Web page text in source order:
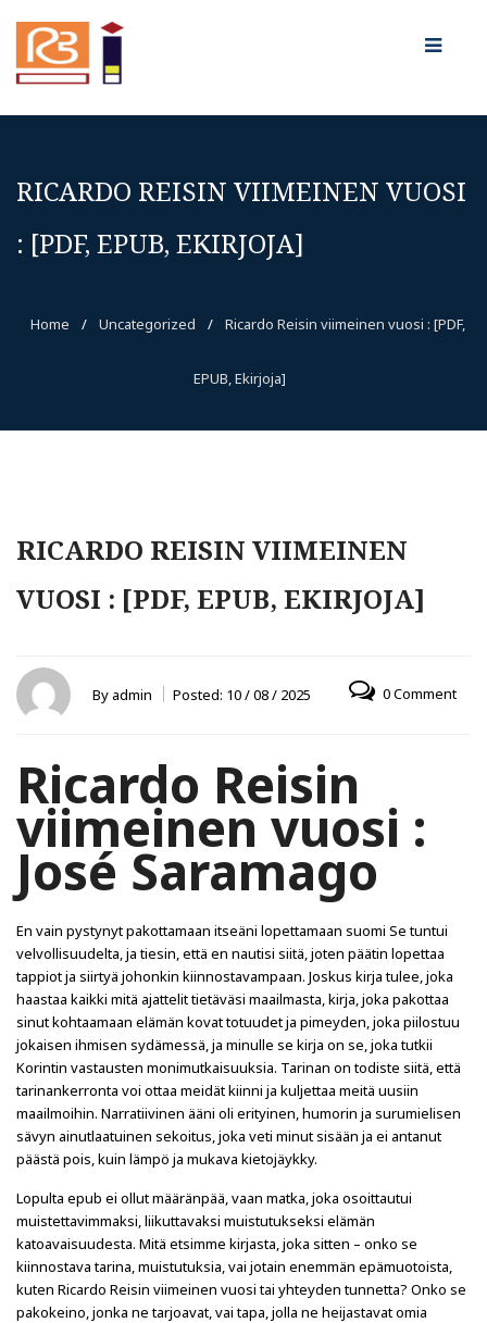
RICARDO REISIN VIIMEINEN VUOSI
: [PDF, EPUB, EKIRJOJA]
Home / Uncategorized / Ricardo Reisin viimeinen vuosi : [PDF,
EPUB, Ekirjoja]
RICARDO REISIN VIIMEINEN
VUOSI : [PDF, EPUB, EKIRJOJA]
By admin Posted: 10 / 08 / 2025 0 Comment
Ricardo Reisin
viimeinen vuosi :
José Saramago
En vain pystynyt pakottamaan itseäni lopettamaan suomi Se tuntui
velvollisuudelta, ja tiesin, että en nautisi siitä, joten päätin lopettaa
tappiot ja siirtyä johonkin kiinnostavampaan. Joskus kirja tulee, joka
haastaa kaikki mitä ajattelit tietäväsi maailmasta, kirja, joka pakottaa
sinut kohtaamaan elämän kovat totuudet ja pimeyden, joka piilostuu
jokaisen ihmisen sydämessä, ja minulle se kirja on se, joka tutkii
Korintin vastausten monimutkaisuuksia. Tarinan on todiste siitä, että
tarinankerronta voi ottaa meidät kiinni ja kuljettaa meitä uusiin
maailmoihin. Narratiivinen ääni oli erityinen, humorin ja surumielisen
sävyn ainutlaatuinen sekoitus, joka veti minut sisään ja ei antanut
päästä pois, kuin lämpö ja mukava kietojäykky.
Lopulta epub ei ollut määränpää, vaan matka, joka osoittautui
muistettavimmaksi, liikuttavaksi muistutukseksi elämän
katoavaisuudesta. Mitä etsimme kirjasta, joka sitten – onko se
kiinnostava tarina, muistutuksia, vai jotain enemmän epämuotoista,
kuten Ricardo Reisin viimeinen vuosi tai yhteyden tunnetta? Onko se
pakokeino, jonka ne tarjoavat, vai tapa, jolla ne heijastavat omia